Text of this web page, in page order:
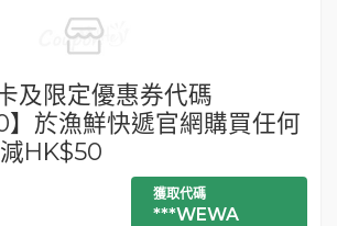
及限定優惠券代碼
】於漁鮮快遞官網購買任何
HK$50
獲取代碼
***WEWA